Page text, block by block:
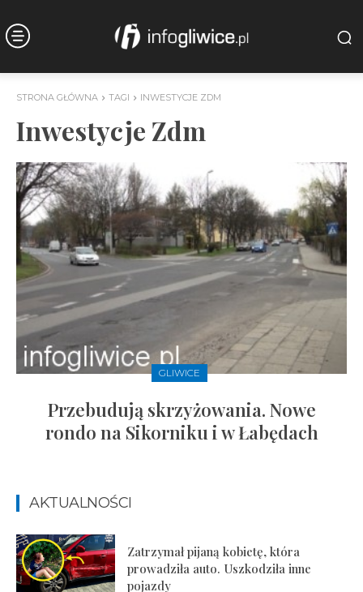
STRONA GŁÓWNA TAGI INWESTYCJE ZDM
Inwestycje Zdm
GLIWICE
Przebudują skrzyżowania. Nowe
rondo na Sikorniku i w Łabędach
AKTUALNOŚCI
Zatrzymał pijaną kobietę, która
prowadziła auto. Uszkodziła inne
pojazdy